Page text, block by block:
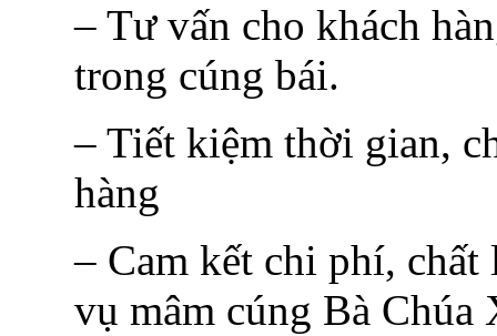
– Tư vấn cho khách
trong cúng bái.
– Tiết kiệm thời gian,
hàng
– Cam kết chi phí,
vụ mâm cúng Bà Chúa